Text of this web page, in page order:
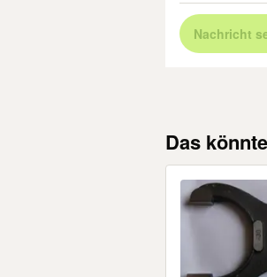
Nachricht
Das